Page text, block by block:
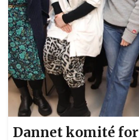
Dannet komité for